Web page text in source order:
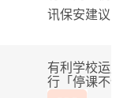
讯保安建议
有利学校运
行「停课不